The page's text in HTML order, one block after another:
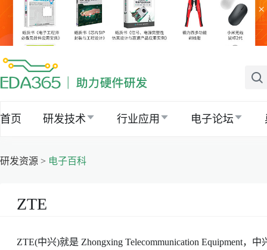
×
首页 研发技术 行业应用 电子论坛
研发资源 > 电子百科
ZTE
ZTE(中兴)就是 Zhongxing Telecommunication Equipment，